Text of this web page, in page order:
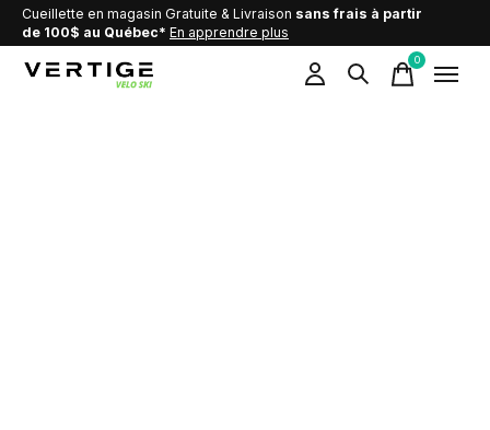
Cueillette en magasin Gratuite & Livraison sans frais à partir
de 100$ au Québec* En apprendre plus
0items